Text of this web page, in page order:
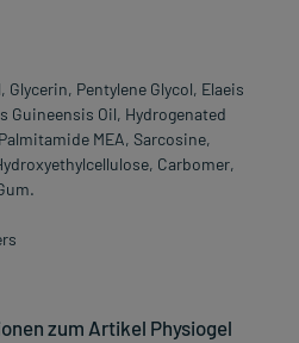
Glycerin, Pentylene Glycol, Elaeis
Guineensis Oil, Hydrogenated
MEA, Sarcosine,
Carbomer,
zum Artikel Physiogel